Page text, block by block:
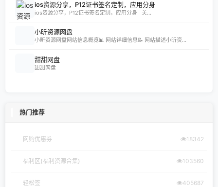
ios资源分享，P12证书签名定制，应用分身
ios资源分享，P12证书签名定制，应用分身 关...
小昕资源网盘
小昕资源网盘网站信息概览📊 网站详细信息📝 网站描述小昕资...
甜甜网盘
甜甜网盘
热门推荐
网购优惠券 18342
福利区(福利资源合集) 103560
轻松签 405687